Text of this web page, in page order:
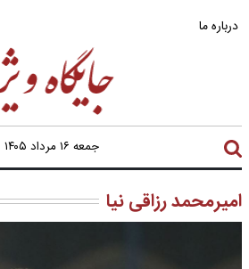
درباره ما
جمعه ۱۶ مرداد ۱۴۰۵
امیرمحمد رزاقی نیا